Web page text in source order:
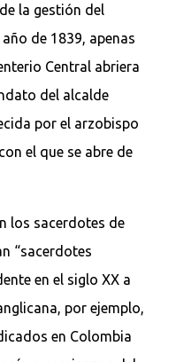
la gestión del
de 1839, apenas
Central abriera
del alcalde
por el arzobispo
el que se abre de
los sacerdotes de
“sacerdotes
en el siglo XX a
por ejemplo,
en Colombia